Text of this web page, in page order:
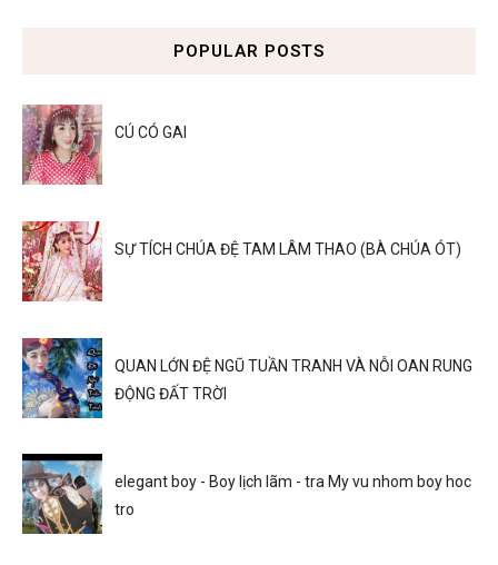
POPULAR POSTS
CÚ CÓ GAI
SỰ TÍCH CHÚA ĐỆ TAM LÂM THAO (BÀ CHÚA ÓT)
QUAN LỚN ĐỆ NGŨ TUẦN TRANH VÀ NỖI OAN RUNG
ĐỘNG ĐẤT TRỜI
elegant boy - Boy lịch lãm - tra My vu nhom boy hoc
tro